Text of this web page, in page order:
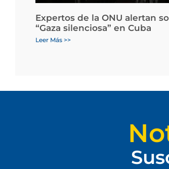
Expertos de la ONU alertan
“Gaza silenciosa” en Cuba
Leer Más >>